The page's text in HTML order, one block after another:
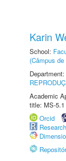
Karin
School:
(Câmpus
Department:
Academic
title: MS-5.1
Orcid